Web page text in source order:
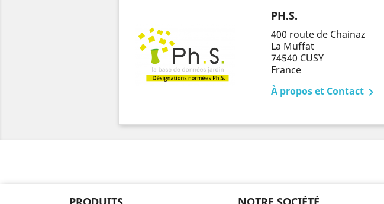
PH.S.
400 route de Chainaz
La Muffat
74540 CUSY
France
À propos et Contact